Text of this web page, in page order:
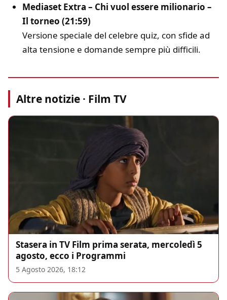
Mediaset Extra – Chi vuol essere milionario –
Il torneo (21:59)
Versione speciale del celebre quiz, con sfide ad
alta tensione e domande sempre più difficili.
Altre notizie · Film TV
Stasera in TV Film prima serata, mercoledì 5
agosto, ecco i Programmi
5 Agosto 2026, 18:12